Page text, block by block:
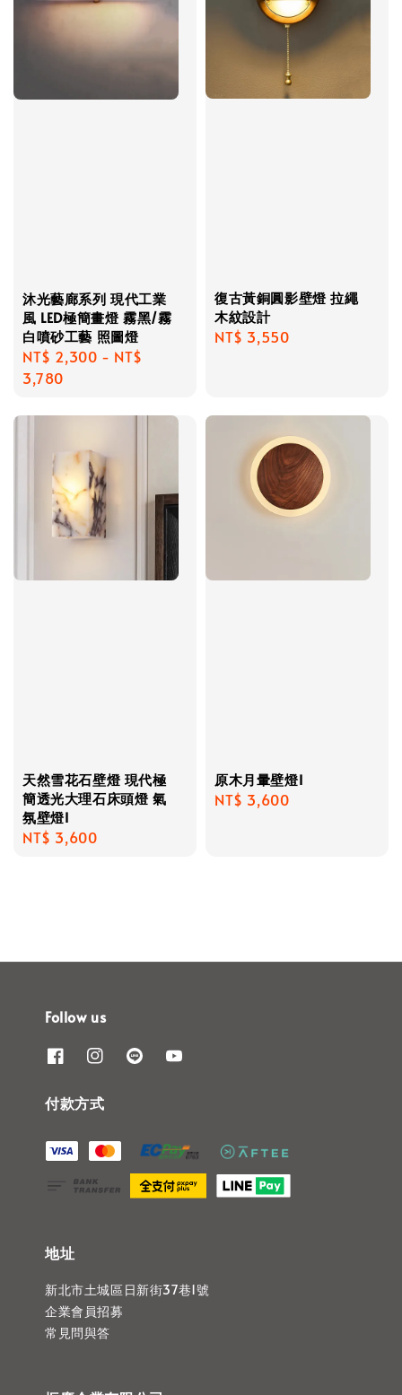
沐光藝廊系列 現代工業
風 LED極簡畫燈 霧黑/霧
白噴砂工藝 照圖燈
Regular
price
NT$ 2,300 - NT$
3,780
復古黃銅圓影壁燈 拉繩
木紋設計
Regular
NT$ 3,550
天然雪花石壁燈 現代極
簡透光大理石床頭燈 氣
氛壁燈I
Regular
NT$ 3,600
原木月暈壁燈I
Regular
NT$ 3,600
Follow us
付款方式
地址
新北市土城區日新街37巷1號
企業會員招募
常見問與答